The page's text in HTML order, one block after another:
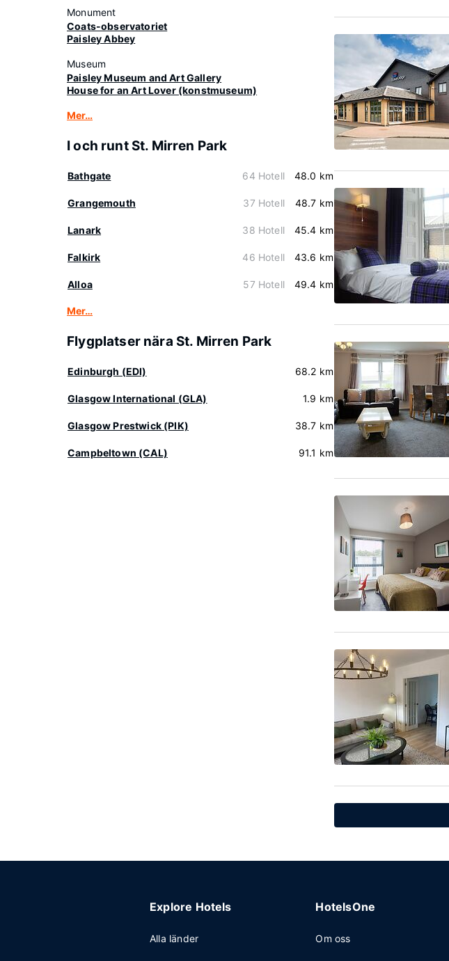
Monument
Coats-observatoriet
Paisley Abbey
Museum
Paisley Museum and Art Gallery
House for an Art Lover (konstmuseum)
Mer…
I och runt St. Mirren Park
Bathgate 64 Hotell 48.0 km
Grangemouth 37 Hotell 48.7 km
Lanark 38 Hotell 45.4 km
Falkirk 46 Hotell 43.6 km
Alloa 57 Hotell 49.4 km
Mer…
Flygplatser nära St. Mirren Park
Edinburgh (EDI) 68.2 km
Glasgow International (GLA) 1.9 km
Glasgow Prestwick (PIK) 38.7 km
Campbeltown (CAL) 91.1 km
Explore Hotels
Alla länder
HotelsOne
Om oss